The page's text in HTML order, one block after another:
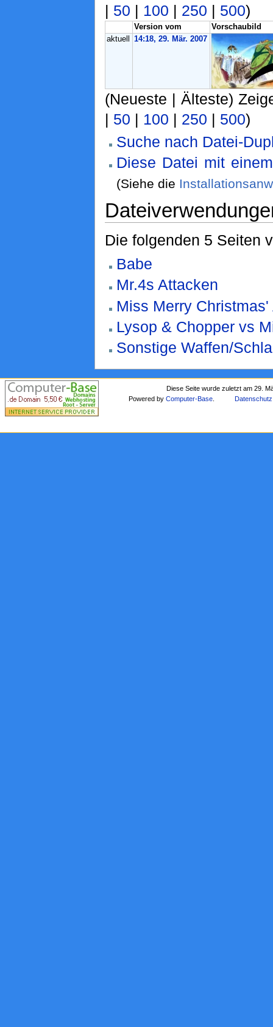
| 50 | 100 | 250 | 500)
Version vom
Vorschaubild
aktuell
14:18, 29. Mär. 2007
(Neueste | Älteste)
| 50 | 100 | 250 | 500)
Suche nach Datei-
Diese Datei mit
(Siehe die
Die folgenden 5 Seiten
Babe
Mr.4s Attacken
Miss Merry
Lysop & Chopper vs
Sonstige Waffen/
Diese Seite wurde zuletzt am 29.
Powered byComputer-Base Datenschutz